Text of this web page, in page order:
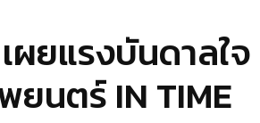
ผยแรงบันดาลใจ
นตร์ IN TIME